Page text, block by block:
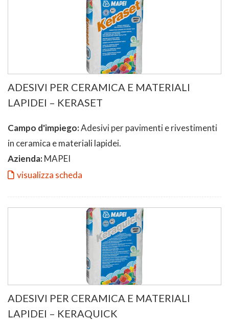
ADESIVI PER CERAMICA E MATERIALI
LAPIDEI – KERASET
Campo d'impiego:Adesivi per pavimenti e rivestimenti
in ceramica e materiali lapidei.
Azienda:MAPEI
visualizza scheda
ADESIVI PER CERAMICA E MATERIALI
LAPIDEI – KERAQUICK